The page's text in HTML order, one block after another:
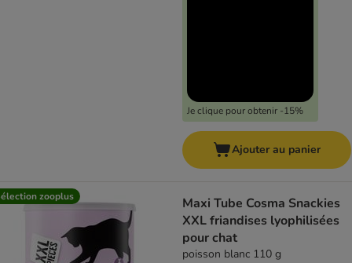
Je clique pour obtenir -15%
Ajouter au panier
zooplus
Maxi Tube Cosma Snackies
XXL friandises lyophilisées
pour chat
poisson blanc 110 g